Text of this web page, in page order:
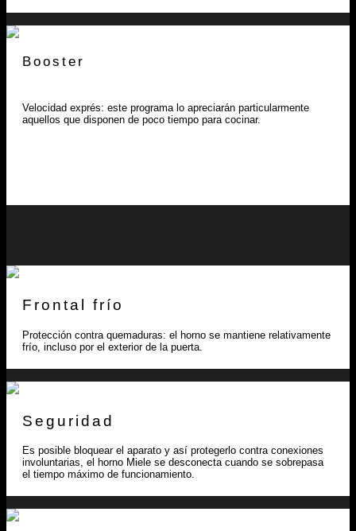
Booster
Velocidad exprés: este programa lo apreciarán particularmente
aquellos que disponen de poco tiempo para cocinar.
Frontal frío
Protección contra quemaduras: el horno se mantiene relativamente
frío, incluso por el exterior de la puerta.
Seguridad
Es posible bloquear el aparato y así protegerlo contra conexiones
involuntarias, el horno Miele se desconecta cuando se sobrepasa
el tiempo máximo de funcionamiento.